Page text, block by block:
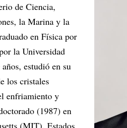
de Ciencia,
la Marina y la
en Física por
la Universidad
estudió en su
los cristales
enfriamiento y
(1987) en
(MIT), Estados